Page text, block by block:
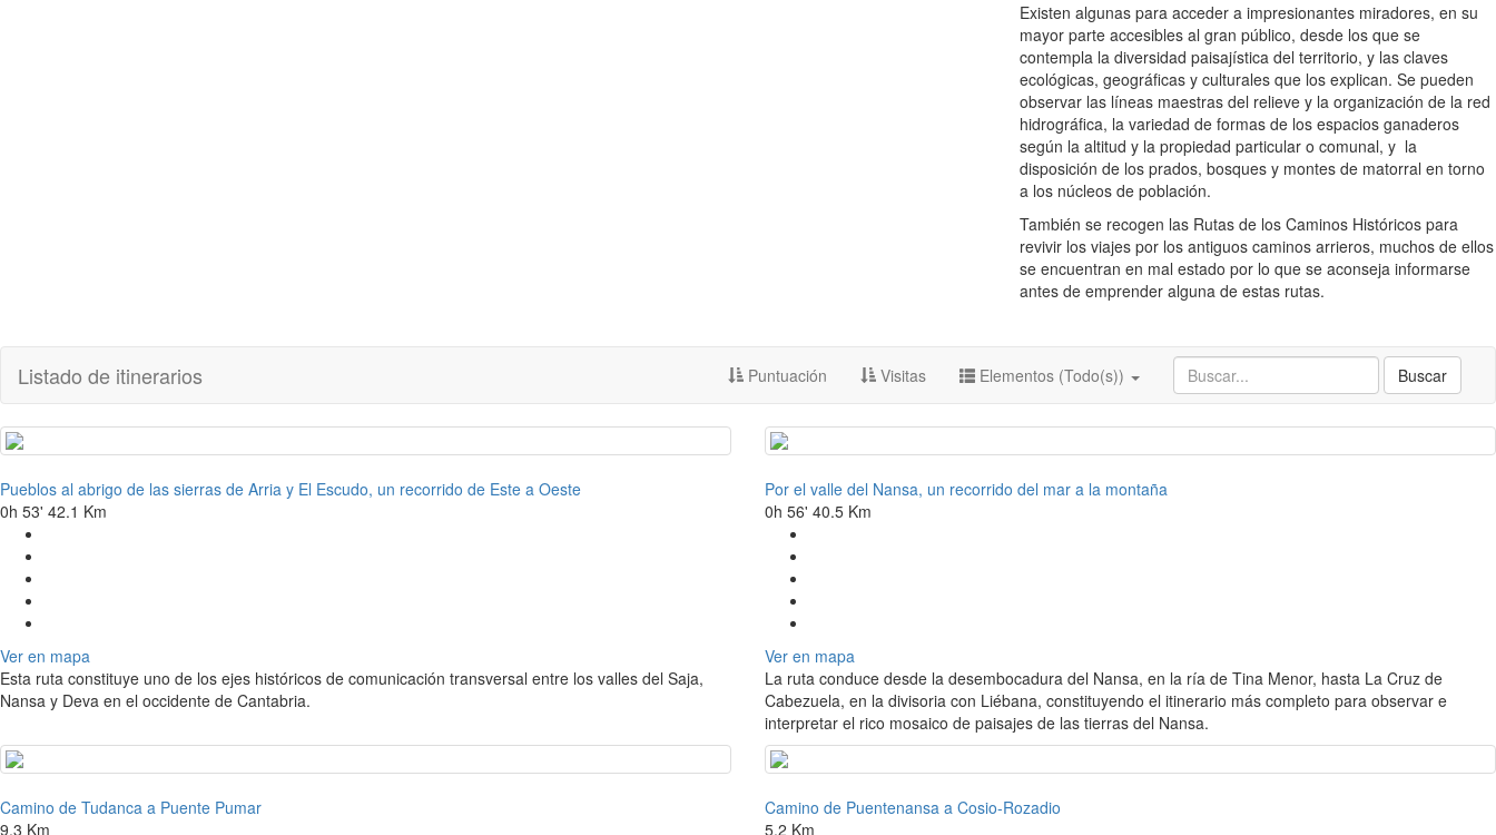
Existen algunas para acceder a impresionantes miradores, en su
mayor parte accesibles al gran público, desde los que se
contempla la diversidad paisajística del territorio, y las claves
ecológicas, geográficas y culturales que los explican. Se pueden
observar las líneas maestras del relieve y la organización de la red
hidrográfica, la variedad de formas de los espacios ganaderos
según la altitud y la propiedad particular o comunal, y la
disposición de los prados, bosques y montes de matorral en torno
a los núcleos de población.
También se recogen las Rutas de los Caminos Históricos para
revivir los viajes por los antiguos caminos arrieros, muchos de ellos
se encuentran en mal estado por lo que se aconseja informarse
antes de emprender alguna de estas rutas.
Listado de itinerarios Buscar
Puntuación Visitas Elementos (Todo(s))
Pueblos al abrigo de las sierras de Arria y El Escudo, un recorrido de Este a Oeste
0h 53' 42.1 Km
Ver en mapa
Esta ruta constituye uno de los ejes históricos de comunicación transversal entre los valles del Saja,
Nansa y Deva en el occidente de Cantabria.
Por el valle del Nansa, un recorrido del mar a la montaña
0h 56' 40.5 Km
Ver en mapa
La ruta conduce desde la desembocadura del Nansa, en la ría de Tina Menor, hasta La Cruz de
Cabezuela, en la divisoria con Liébana, constituyendo el itinerario más completo para observar e
interpretar el rico mosaico de paisajes de las tierras del Nansa.
Camino de Tudanca a Puente Pumar
9.3 Km
Camino de Puentenansa a Cosio-Rozadio
5.2 Km